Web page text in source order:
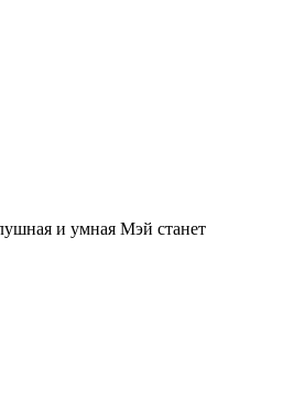
и умная Мэй станет